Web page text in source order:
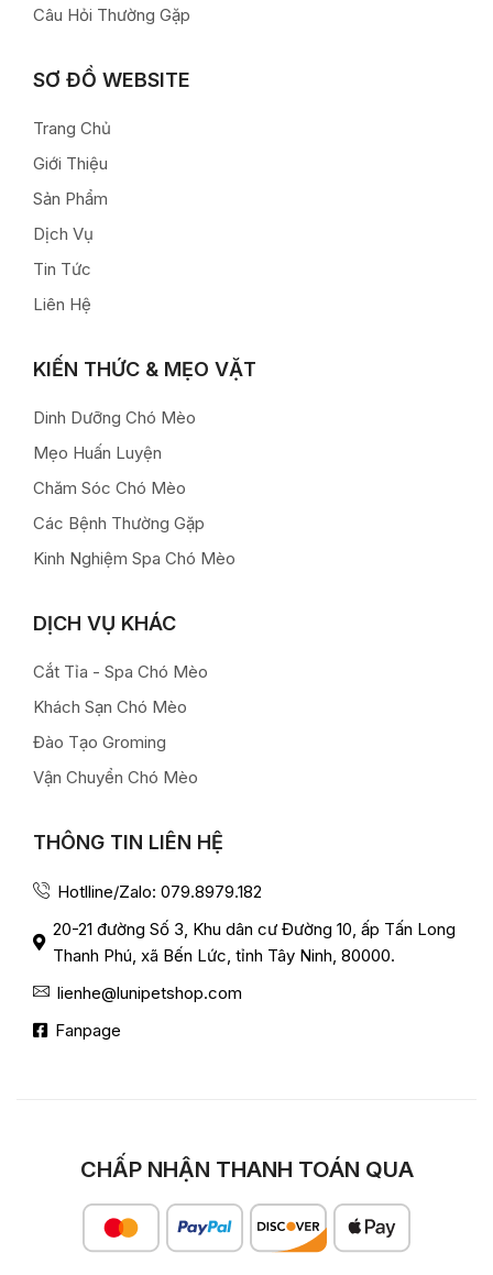
Câu Hỏi Thường Gặp
SƠ ĐỒ WEBSITE
Trang Chủ
Giới Thiệu
Sản Phẩm
Dịch Vụ
Tin Tức
Liên Hệ
KIẾN THỨC & MẸO VẶT
Dinh Dưỡng Chó Mèo
Mẹo Huấn Luyện
Chăm Sóc Chó Mèo
Các Bệnh Thường Gặp
Kinh Nghiệm Spa Chó Mèo
DỊCH VỤ KHÁC
Cắt Tỉa - Spa Chó Mèo
Khách Sạn Chó Mèo
Đào Tạo Groming
Vận Chuyển Chó Mèo
THÔNG TIN LIÊN HỆ
Hotlline/Zalo: 079.8979.182
20-21 đường Số 3, Khu dân cư Đường 10, ấp Tấn Long
Thanh Phú, xã Bến Lức, tỉnh Tây Ninh, 80000.
lienhe@lunipetshop.com
Fanpage
CHẤP NHẬN THANH TOÁN QUA